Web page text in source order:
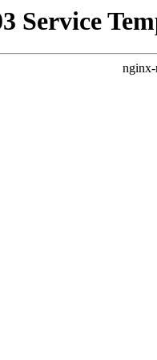
Service
nginx-